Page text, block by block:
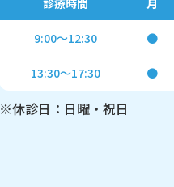
診療時間 月
9:00～12:30 ●
13:30～17:30 ●
※休診日：日曜・祝日